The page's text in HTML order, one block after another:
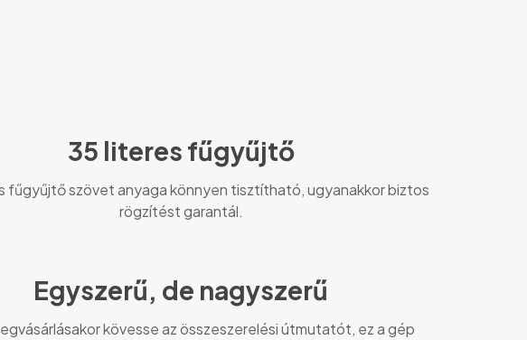
35 literes fűgyűjtő
fűgyűjtő szövet anyaga könnyen tisztítható, ugyanakkor biztos
rögzítést garantál.
Egyszerű, de nagyszerű
kövesse az összeszerelési útmutatót, ez a gép